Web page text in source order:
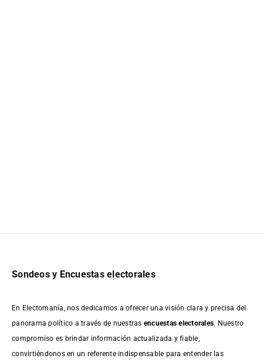
Sondeos y Encuestas electorales
En Electomanía, nos dedicamos a ofrecer una visión clara y precisa del
panorama político a través de nuestras encuestas electorales. Nuestro
compromiso es brindar información actualizada y fiable,
convirtiéndonos en un referente indispensable para entender las